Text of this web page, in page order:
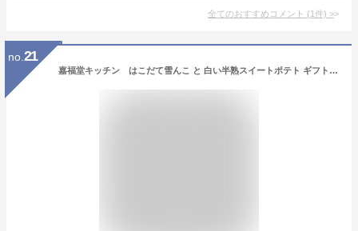
全てのおすすめコメント (1件) >
no. 21
嘉福堂キッチン はこだて雪んこ と 白い半熟スイートポテト ギフト セット